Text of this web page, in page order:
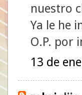
nuestro
Ya le he
O.P. por
13 de